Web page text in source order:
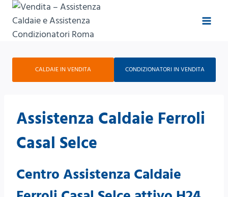
Salta
contenuto
CALDAIE IN VENDITA CONDIZIONATORI IN VENDITA
Assistenza Caldaie Ferroli
Casal Selce
Centro Assistenza Caldaie